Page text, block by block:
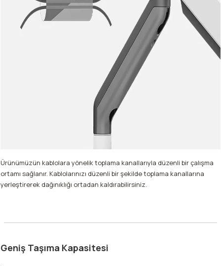
Ürünümüzün kablolara yönelik toplama kanallarıyla düzenli bir çalışma
ortamı sağlanır. Kablolarınızı düzenli bir şekilde toplama kanallarına
yerleştirerek dağınıklığı ortadan kaldırabilirsiniz.
Geniş Taşıma Kapasitesi